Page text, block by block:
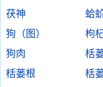
茯神
蛤
狗（图）
枸
狗肉
栝
栝蒌根
栝